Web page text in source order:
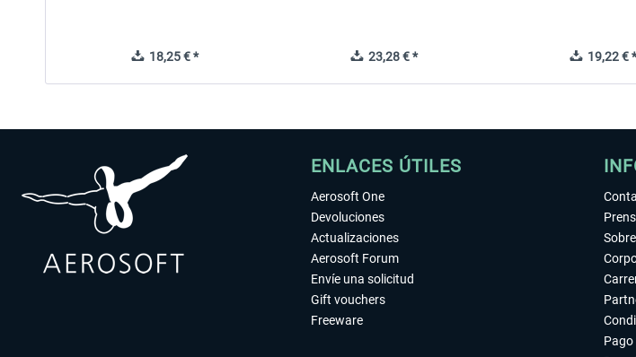
18,25 € * 23,28 € * 19,22 €
ENLACES ÚTILES
Aerosoft One
Devoluciones
Actualizaciones
Aerosoft Forum
Envíe una solicitud
Gift vouchers
Freeware
Pago